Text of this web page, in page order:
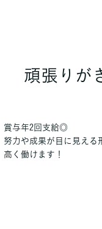
頑張りが
賞与年2回支給◎
努力や成果が目に見える
高く働けます！